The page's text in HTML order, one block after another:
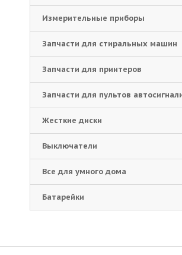
Измерительные приборы
Запчасти для стиральных машин
Запчасти для принтеров
Запчасти для пультов
Жесткие диски
Выключатели
Все для умного дома
Батарейки